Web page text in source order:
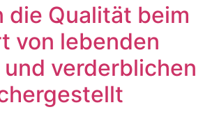
die Qualität beim
von lebenden
verderblichen